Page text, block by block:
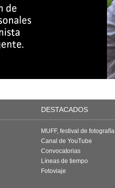
DESTACADOS
MUFF, festival de fotografía
Canal de YouTube
Convocatorias
Líneas de tiempo
Fotoviaje